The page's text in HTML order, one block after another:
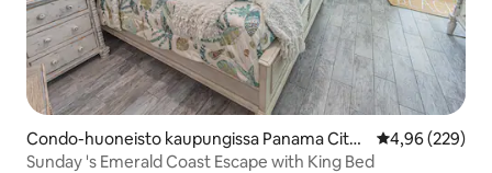
Condo-huoneisto kaupungissa Panama City
Beach
4,96 (229)
Sunday 's Emerald Coast Escape with King Bed